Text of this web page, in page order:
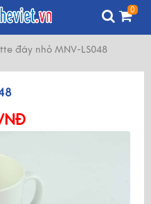
0
đáy nhỏ MNV-LS048